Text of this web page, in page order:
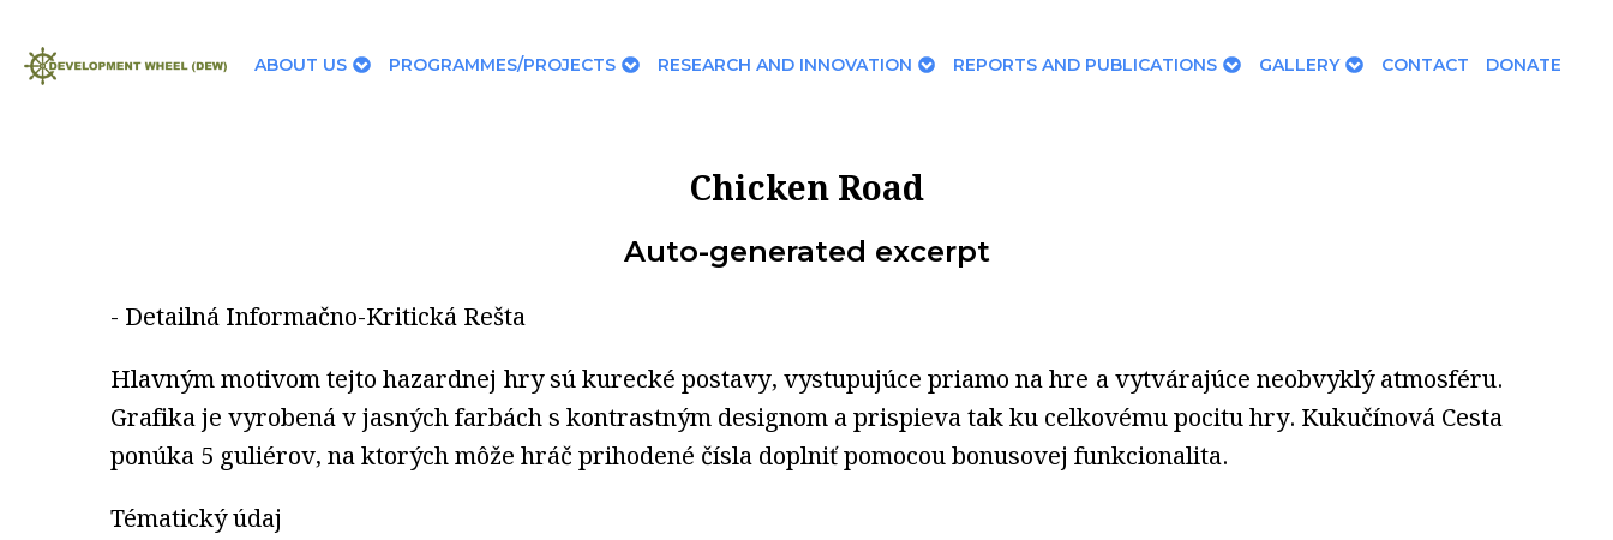
ABOUT US PROGRAMMES/PROJECTS RESEARCH AND INNOVATION REPORTS AND PUBLICATIONS GALLERY CONTACT DONATE
Chicken Road
Auto-generated excerpt
- Detailná Informačno-Kritická Rešta
Hlavným motivom tejto hazardnej hry sú kurecké postavy, vystupujúce priamo na hre a vytvárajúce neobvyklý atmosféru.
Grafika je vyrobená v jasných farbách s kontrastným designom a prispieva tak ku celkovému pocitu hry. Kukučínová Cesta
ponúka 5 guliérov, na ktorých môže hráč prihodené čísla doplniť pomocou bonusovej funkcionalita.
Tématický údaj